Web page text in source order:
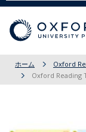
ホーム Oxford
Oxford Reading